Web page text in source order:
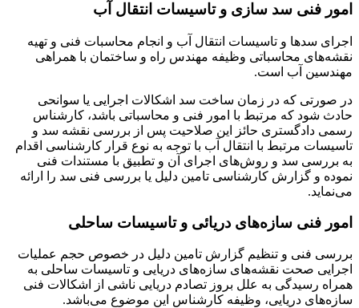
امور فنی سد سازی و تاسیسات انتقال آب
اجرای سدها و تاسیسات انتقال آب و انجام محاسبات فنی و تهیه
نقشه‌های محاسباتی وظیفه مهندس راه و ساختمان با همراهی
مهندسین آب است.
در صورتی که در زمان ساخت سد اشکالات اجرایی یا سوانحی
حادث شود که مرتبط با امور فنی و محاسباتی باشد، کارشناس
رسمی دادگستری حائز این صلاحیت پس از بررسی نقشه سد و
تاسیسات مرتبط با انتقال آب با توجه به نوع قرار کارشناسی اقدام
به بررسی سد و روش‌های اجرای آن و تطبیق با مستندات فنی
نموده و گزارش کارشناسی تامین دلیل یا بررسی فنی سد را ارائه
می‌نماید.
امور فنی سازه‌های دریائی و تاسیسات ساحلی
بررسی فنی و تنظیم گزارش تامین دلیل در خصوص حجم عملیات
اجرایی صحت نقشه‌های سازه‌های دریایی و تاسیسات ساحلی به
همراه رسیدگی به علل بروز تصادم دریایی ناشی از اشکالات فنی
سازه‌های دریایی، وظیفه کارشناس این موضوع می‌باشد.